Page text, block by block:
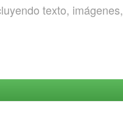
texto, imágenes,